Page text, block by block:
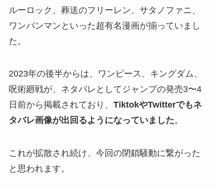
ルーロック、葬送のフリーレン、サタノファニ、
ワンパンマンといった超有名漫画が揃っていまし
た。
2023年の後半からは、ワンピース、キングダム、
呪術廻戦が、ネタバレとしてジャンプの発売3〜4
日前から掲載されており、 TiktokやTwitterでもネ
タバレ画像が出回るようになっていました。
これが拡散され続け、今回の閉鎖騒動に繋がった
と思われます。